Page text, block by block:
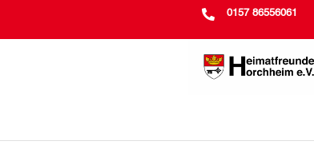
 0157 86556061